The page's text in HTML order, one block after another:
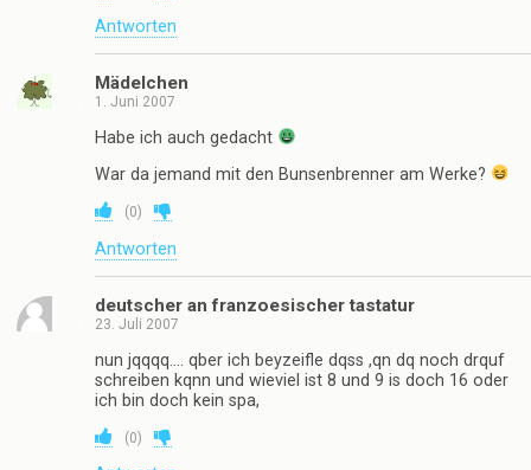
Antworten
Mädelchen
1. Juni 2007
Habe ich auch gedacht
War da jemand mit den Bunsenbrenner am Werke?
(0)
Antworten
deutscher an franzoesischer tastatur
23. Juli 2007
nun jqqqq…. qber ich beyzeifle dqss ,qn dq noch drquf
schreiben kqnn und wieviel ist 8 und 9 is doch 16 oder
ich bin doch kein spa,
(0)